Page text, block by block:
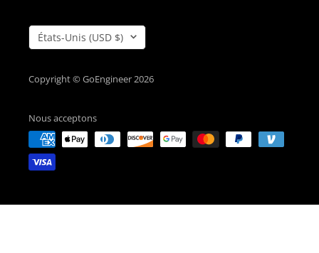
Pays/région
États-Unis (USD $)
Copyright © GoEngineer 2026
Nous acceptons